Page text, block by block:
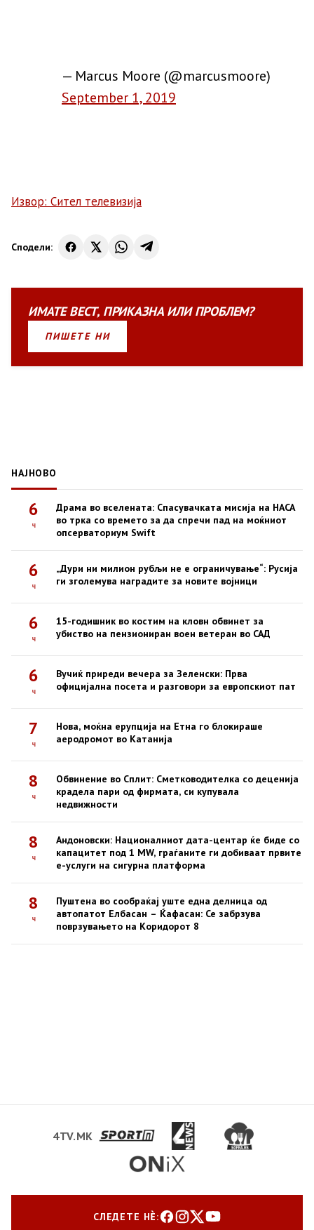
— Marcus Moore (@marcusmoore)
September 1, 2019
Извор: Сител телевизија
Сподели:
ИМАТЕВЕСТ, ПРИКАЗНАИЛИПРОБЛЕМ?
ПИШЕТЕ НИ
НАЈНОВО
6
ч
Драма во вселената: Спасувачката мисија на НАСА
во трка со времето за да спречи пад на моќниот
опсерваториум Swift
6
ч
„Дури ни милион рубљи не е ограничување“: Русија
ги зголемува наградите за новите војници
6
ч
15-годишник во костим на кловн обвинет за
убиство на пензиониран воен ветеран во САД
6
ч
Вучиќ приреди вечера за Зеленски: Прва
официјална посета и разговори за европскиот пат
7
ч
Нова, моќна ерупција на Етна го блокираше
аеродромот во Катанија
8
ч
Обвинение во Сплит: Сметководителка со деценија
крадела пари од фирмата, си купувала
недвижности
8
ч
Андоновски: Националниот дата-центар ќе биде со
капацитет под 1 MW, граѓаните ги добиваат првите
е-услуги на сигурна платформа
8
ч
Пуштена во сообраќај уште една делница од
автопатот Елбасан – Ќафасан: Се забрзува
поврзувањето на Коридорот 8
4TV.MK
СЛЕДЕТЕ НЀ: